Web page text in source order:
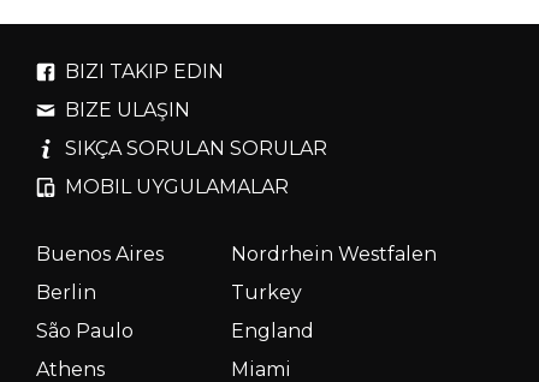
BIZI TAKIP EDIN
BIZE ULAŞIN
SIKÇA SORULAN SORULAR
MOBIL UYGULAMALAR
Buenos Aires
Nordrhein Westfalen
Berlin
Turkey
São Paulo
England
Athens
Miami